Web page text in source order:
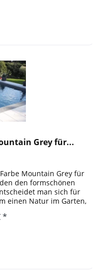
Grey für...
Mountain Grey für
den formschönen
man sich für
einen Natur im Garten,
*